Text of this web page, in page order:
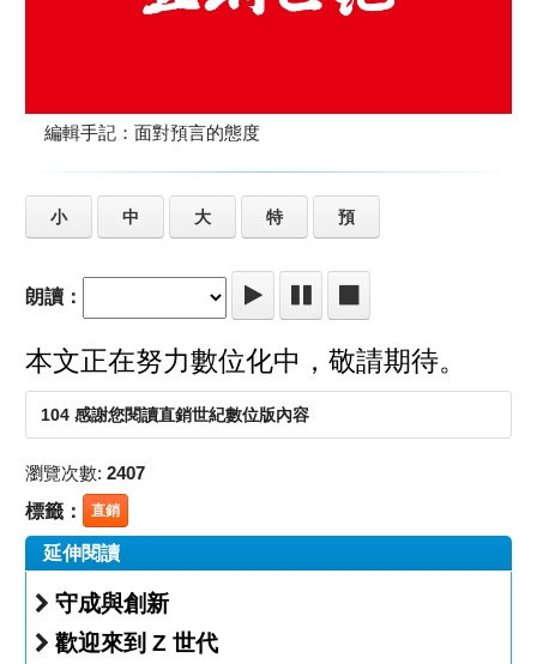
編輯手記：面對預言的態度
小 中 大 特 預
朗讀：
本文正在努力數位化中，敬請期待。
104 感謝您閱讀直銷世紀數位版內容
瀏覽次數: 2407
標籤： 直銷
延伸閱讀
守成與創新
歡迎來到 Z 世代